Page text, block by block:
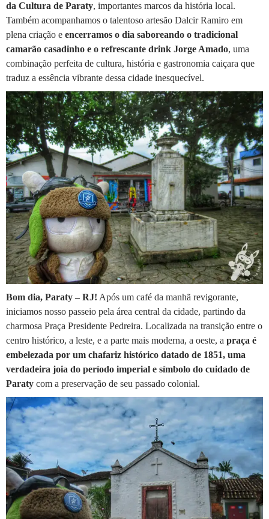
da Cultura de Paraty, importantes marcos da história local.
Também acompanhamos o talentoso artesão Dalcir Ramiro em
plena criação e encerramos o dia saboreando o tradicional
camarão casadinho e o refrescante drink Jorge Amado, uma
combinação perfeita de cultura, história e gastronomia caiçara que
traduz a essência vibrante dessa cidade inesquecível.
Bom dia, Paraty – RJ! Após um café da manhã revigorante,
iniciamos nosso passeio pela área central da cidade, partindo da
charmosa Praça Presidente Pedreira. Localizada na transição entre o
centro histórico, a leste, e a parte mais moderna, a oeste, a praça é
embelezada por um chafariz histórico datado de 1851, uma
verdadeira joia do período imperial e símbolo do cuidado de
Paraty com a preservação de seu passado colonial.